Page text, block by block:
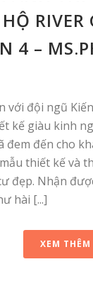
RIVER
4 –
với đội ngũ
kế giàu kinh
đem đến cho
thiết kế và
đẹp. Nhận
hài [...]
XEM THÊM